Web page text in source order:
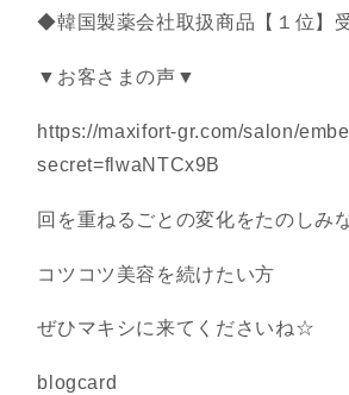
◆韓国製薬会社取扱商品【１位】
▼お客さまの声▼
https://maxifort-gr.com/salon/
secret=flwaNTCx9B
回を重ねるごとの変化をたのしみ
コツコツ美容を続けたい方
ぜひマキシに来てくださいね☆
blogcard